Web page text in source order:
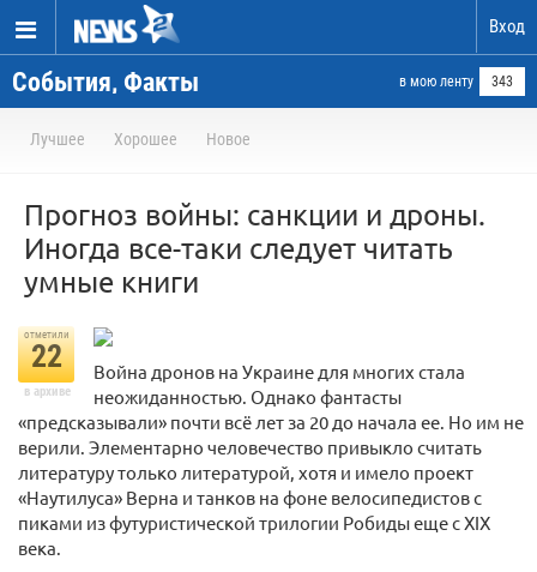
Вход
События, Факты в мою ленту 343
Лучшее Хорошее Новое
Прогноз войны: санкции и дроны.
Иногда все-таки следует читать
умные книги
отметили
22
в архиве
Война дронов на Украине для многих стала
неожиданностью. Однако фантасты
«предсказывали» почти всё лет за 20 до начала ее. Но им не
верили. Элементарно человечество привыкло считать
литературу только литературой, хотя и имело проект
«Наутилуса» Верна и танков на фоне велосипедистов с
пиками из футуристической трилогии Робиды еще с XIX
века.